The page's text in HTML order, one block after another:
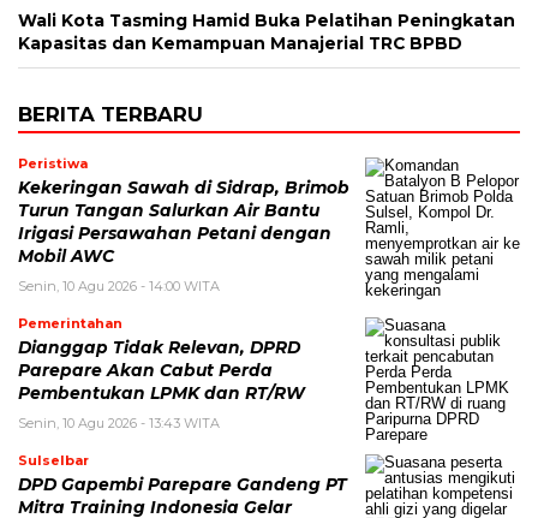
Wali Kota Tasming Hamid Buka Pelatihan Peningkatan
Kapasitas dan Kemampuan Manajerial TRC BPBD
BERITA TERBARU
Peristiwa
Kekeringan Sawah di Sidrap, Brimob
Turun Tangan Salurkan Air Bantu
Irigasi Persawahan Petani dengan
Mobil AWC
Senin, 10 Agu 2026 - 14:00 WITA
Pemerintahan
Dianggap Tidak Relevan, DPRD
Parepare Akan Cabut Perda
Pembentukan LPMK dan RT/RW
Senin, 10 Agu 2026 - 13:43 WITA
Sulselbar
DPD Gapembi Parepare Gandeng PT
Mitra Training Indonesia Gelar